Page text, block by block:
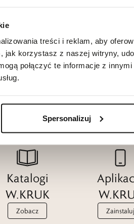
treści i reklam, aby
jak korzystasz z naszej witryny,
połączyć te informacje z
Spersonalizuj
Katalogi
W.KRUK
Zobacz Zainstaluj